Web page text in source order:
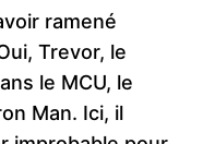
ramené
Trevor, le
le MCU, le
Man. Ici, il